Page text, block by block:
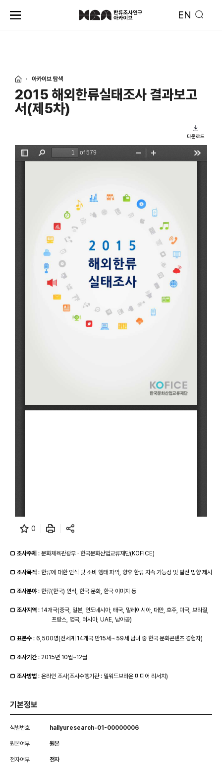
EN
아카이브 탐색
2015 해외한류실태조사 결과보고
서(제5차)
다운로드
0
□ 조사주체 : 문화체육관광부 · 한국문화산업교류재단(KOFICE)
□ 조사목적 : 한류에 대한 인식 및 소비 행태 파악, 향후 한류 지속 가능성 및 발전 방향 제시
□ 조사분야: 한류(한국) 인식, 한국 문화, 한국 이미지 등
□ 조사지역 : 14개국(중국, 일본, 인도네시아, 태국, 말레이시아, 대만, 호주, 미국, 브라질,
프랑스, 영국, 러시아, UAE, 남아공)
□ 표본수 : 6,500명(전세계 14개국 만15세∼59세 남녀 중 한국 문화콘텐츠 경험자)
□ 조사기간: 2015년 10월~12월
□ 조사방법 : 온라인 조사(조사수행기관 : 밀워드브라운 미디어 리서치)
기본정보
식별번호 hallyuresearch-01-00000006
원본여부 원본
전자여부 전자